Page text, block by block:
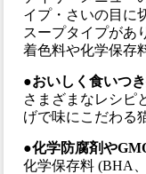
イプ・さいの目に
スープタイプがあ
着色料や化学保存
●おいしく食いつき
さまざまなレシピ
げで味にこだわる
●化学防腐剤や
化学保存料 (BHA